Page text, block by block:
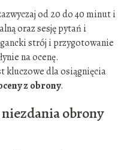
od 20 do 40 minut i
oraz sesję pytań i
strój i przygotowanie
na ocenę.
kluczowe dla osiągnięcia
z obrony.
obrony